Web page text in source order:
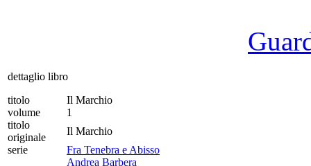
dettaglio libro
titolo
Il Marchio
volume
1
titolo
originale
Il Marchio
serie
Fra Tenebra e Abisso
Andrea Barbera